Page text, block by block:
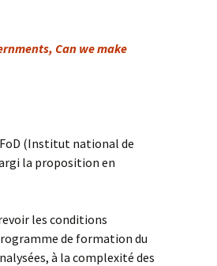
Can we make
(Institut national de
la proposition en
les conditions
de formation du
à la complexité des